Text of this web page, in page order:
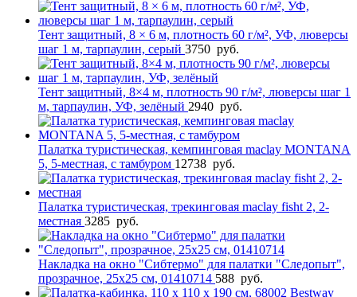
Тент защитный, 8 × 6 м, плотность 60 г/м², УФ, люверсы
шаг 1 м, тарпаулин, серый 3750 руб.
Тент защитный, 8×4 м, плотность 90 г/м², люверсы шаг 1
м, тарпаулин, УФ, зелёный 2940 руб.
Палатка туристическая, кемпинговая maclay MONTANA
5, 5-местная, с тамбуром 12738 руб.
Палатка туристическая, трекинговая maclay fisht 2, 2-
местная 3285 руб.
Накладка на окно "Сибтермо" для палатки "Следопыт",
прозрачное, 25х25 см, 01410714 588 руб.